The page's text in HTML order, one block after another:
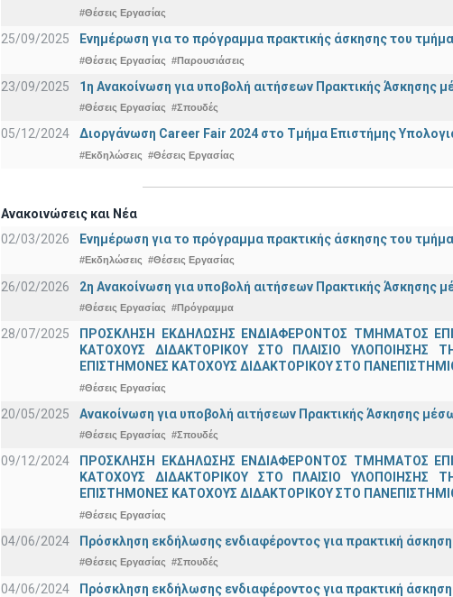
#Θέσεις Εργασίας
25/09/2025 Ενημέρωση για το πρόγραμμα πρακτικής άσκησης του
#Θέσεις Εργασίας #Παρουσιάσεις
23/09/2025 1η Ανακοίνωση για υποβολή αιτήσεων Πρακτικής Άσκησης
#Θέσεις Εργασίας #Σπουδές
05/12/2024 Διοργάνωση Career Fair 2024 στο Τμήμα Επιστήμης
#Εκδηλώσεις #Θέσεις Εργασίας
Ανακοινώσεις και Νέα
02/03/2026
Ενημέρωση για το πρόγραμμα πρακτικής άσκησης του
#Εκδηλώσεις #Θέσεις Εργασίας
26/02/2026 2η Ανακοίνωση για υποβολή αιτήσεων Πρακτικής Άσκησης
#Θέσεις Εργασίας #Πρόγραμμα
28/07/2025
ΠΡΟΣΚΛΗΣΗ ΕΚΔΗΛΩΣΗΣ ΕΝΔΙΑΦΕΡΟΝΤΟΣ ΤΜΗΜΑΤΟΣ
ΚΑΤΟΧΟΥΣ ΔΙΔΑΚΤΟΡΙΚΟΥ ΣΤΟ ΠΛΑΙΣΙΟ ΥΛΟΠΟΙΗΣΗΣ
ΕΠΙΣΤΗΜΟΝΕΣ ΚΑΤΟΧΟΥΣ ΔΙΔΑΚΤΟΡΙΚΟΥ ΣΤΟ
#Θέσεις Εργασίας
20/05/2025 Ανακοίνωση για υποβολή αιτήσεων Πρακτικής Άσκησης
#Θέσεις Εργασίας #Σπουδές
09/12/2024
ΠΡΟΣΚΛΗΣΗ ΕΚΔΗΛΩΣΗΣ ΕΝΔΙΑΦΕΡΟΝΤΟΣ ΤΜΗΜΑΤΟΣ
ΚΑΤΟΧΟΥΣ ΔΙΔΑΚΤΟΡΙΚΟΥ ΣΤΟ ΠΛΑΙΣΙΟ ΥΛΟΠΟΙΗΣΗΣ
ΕΠΙΣΤΗΜΟΝΕΣ ΚΑΤΟΧΟΥΣ ΔΙΔΑΚΤΟΡΙΚΟΥ ΣΤΟ
#Θέσεις Εργασίας
04/06/2024 Πρόσκληση εκδήλωσης ενδιαφέροντος για πρακτική
#Θέσεις Εργασίας #Σπουδές
04/06/2024 Πρόσκληση εκδήλωσης ενδιαφέροντος για πρακτική